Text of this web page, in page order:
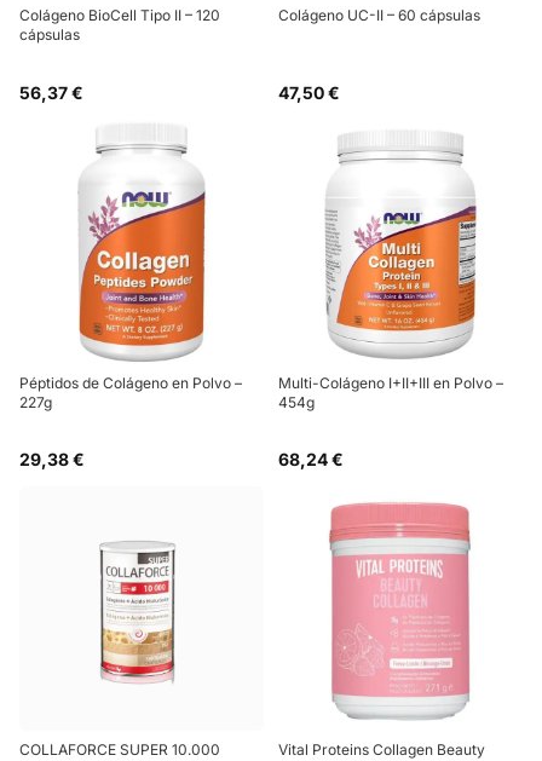
Colágeno BioCell Tipo II – 120
cápsulas
56,37 €
Colágeno UC-II – 60 cápsulas
47,50 €
Péptidos de Colágeno en Polvo –
227g
29,38 €
Multi-Colágeno I+II+III en Polvo –
454g
68,24 €
COLLAFORCE SUPER 10.000
Vital Proteins Collagen Beauty